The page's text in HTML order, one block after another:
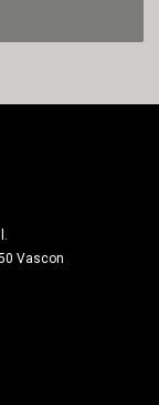
Vascon